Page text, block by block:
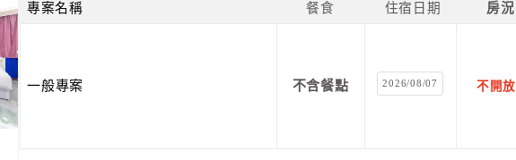
專案名稱 餐食 住宿日期 房況
一般專案 不含餐點 2026/08/07 不開放